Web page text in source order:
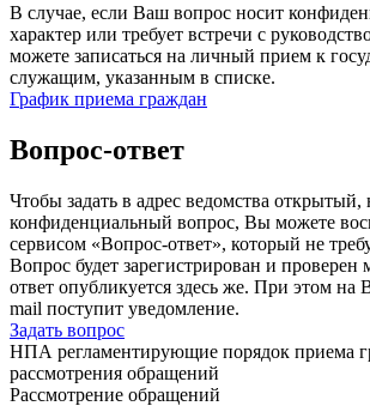
В случае, если Ваш вопрос носит
характер или требует встречи с
можете записаться на личный прием к
служащим, указанным в списке.
График приема граждан
Вопрос-ответ
Чтобы задать в адрес ведомства открытый,
конфиденциальный вопрос, Вы можете
сервисом «Вопрос-ответ», который не
Вопрос будет зарегистрирован и проверен
ответ опубликуется здесь же. При этом на
mail поступит уведомление.
Задать вопрос
НПА регламентирующие порядок приема
рассмотрения обращений
Рассмотрение обращений